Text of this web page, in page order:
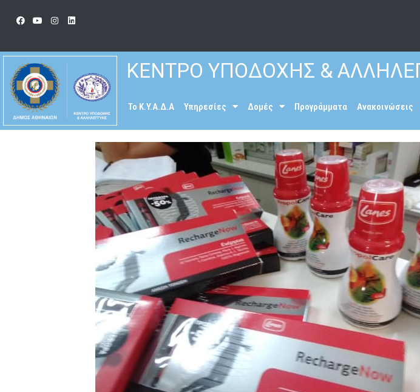
ΚΕΝΤΡΟ ΥΠΟΔΟΧΗΣ &
To K.Y.A.Δ.Α Υπηρεσίες Δομές Προγράμματα Ανακοινώσεις